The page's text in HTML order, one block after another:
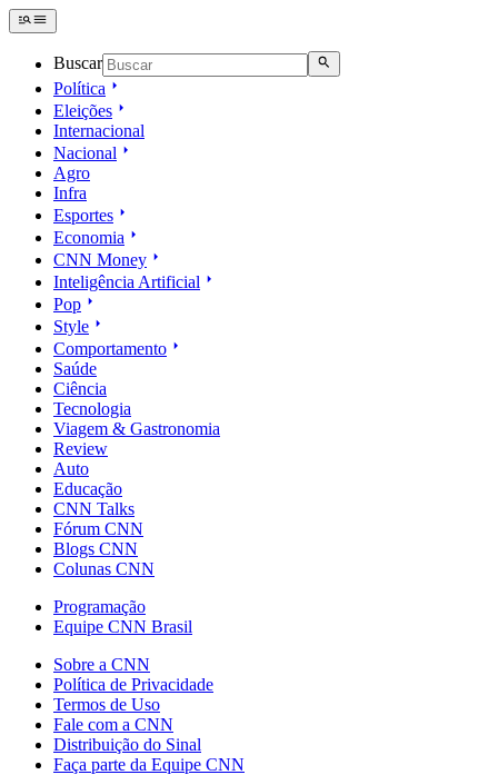
Buscar
Política
Eleições
Internacional
Nacional
Agro
Infra
Esportes
Economia
CNN Money
Inteligência Artificial
Pop
Style
Comportamento
Saúde
Ciência
Tecnologia
Viagem & Gastronomia
Review
Auto
Educação
CNN Talks
Fórum CNN
Blogs CNN
Colunas CNN
Programação
Equipe CNN Brasil
Sobre a CNN
Política de Privacidade
Termos de Uso
Fale com a CNN
Distribuição do Sinal
Faça parte da Equipe CNN